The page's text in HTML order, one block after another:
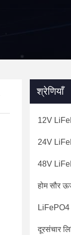
श्रेणियाँ
12V
24V
48V
होम सौर
LiFePO4
दूरसंचार